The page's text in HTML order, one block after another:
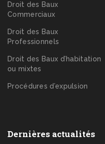
Droit des Baux
Commerciaux
Droit des Baux
Professionnels
Droit des Baux d’habitation
ou mixtes
Procédures d’expulsion
Dernières actualités